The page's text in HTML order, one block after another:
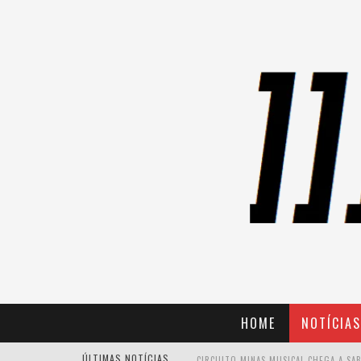
HOME NOTÍCIAS
ÚLTIMAS NOTÍCIAS